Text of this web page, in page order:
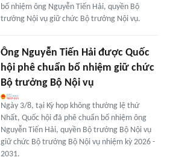
bổ nhiệm ông Nguyễn Tiến Hải, quyền Bộ
trưởng Nội vụ giữ chức Bộ trưởng Nội vụ.
Ông Nguyễn Tiến Hải được Quốc
hội phê chuẩn bổ nhiệm giữ chức
Bộ trưởng Bộ Nội vụ
Ngày 3/8, tại Kỳ họp không thường lệ thứ
Nhất, Quốc hội đã phê chuẩn bổ nhiệm ông
Nguyễn Tiến Hải, quyền Bộ trưởng Bộ Nội vụ
giữ chức Bộ trưởng Bộ Nội vụ nhiệm kỳ 2026 -
2031.